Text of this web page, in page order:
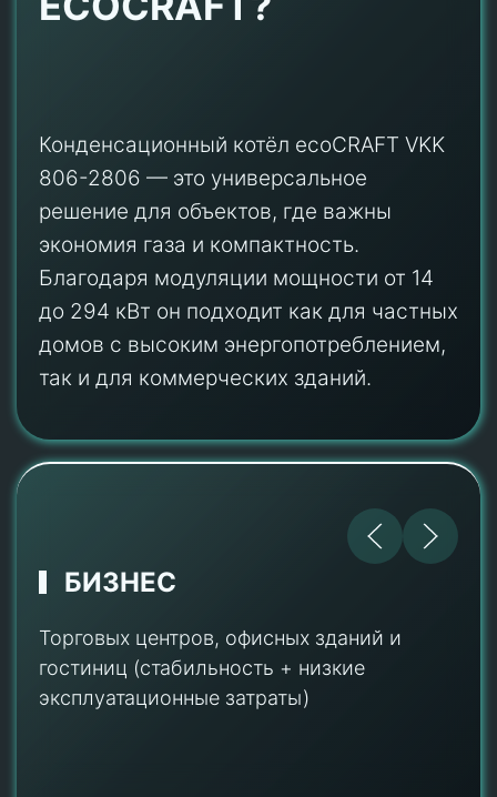
806-2806 — это универсальное
решение для объектов, где важны
экономия газа и компактность.
Благодаря модуляции мощности от 14
до 294 кВт он подходит как для частных
домов с высоким энергопотреблением,
так и для коммерческих зданий.
ЗАВОДЫ И ФАБРИКИ
при снижении затрат на газ до 30%